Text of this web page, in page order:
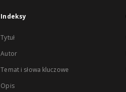
Indeksy
Tytuł
Autor
Temat i słowa kluczowe
Opis